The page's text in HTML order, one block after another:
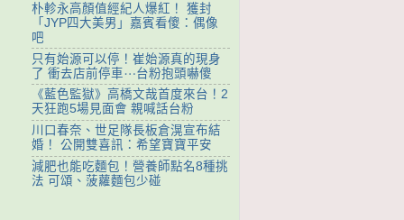
朴軫永高顏值經紀人爆紅！ 獲封
「JYP四大美男」嘉賓看傻：偶像
吧
只有始源可以停！崔始源真的現身
了 衝去店前停車⋯台粉抱頭嚇傻
《藍色監獄》高橋文哉首度來台！2
天狂跑5場見面會 親喊話台粉
川口春奈、世足隊長板倉滉宣布結
婚！ 公開雙喜訊：希望寶寶平安
減肥也能吃麵包！營養師點名8種挑
法 可頌、菠蘿麵包少碰